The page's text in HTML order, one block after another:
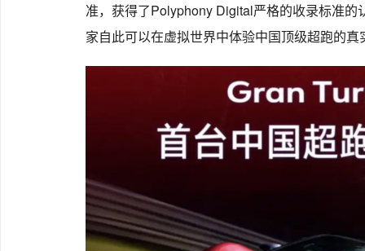
准，获得了Polyphony Digital严格的收录标准
家自此可以在虚拟世界中体验中国顶级超跑的真